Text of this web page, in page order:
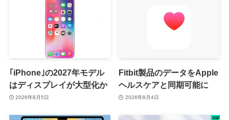
｢iPhone｣の2027年モデル
はディスプレイが大型化か
2026年8月5日
Fitbit製品のデータをApple
ヘルスケアと同期可能に
2026年8月4日